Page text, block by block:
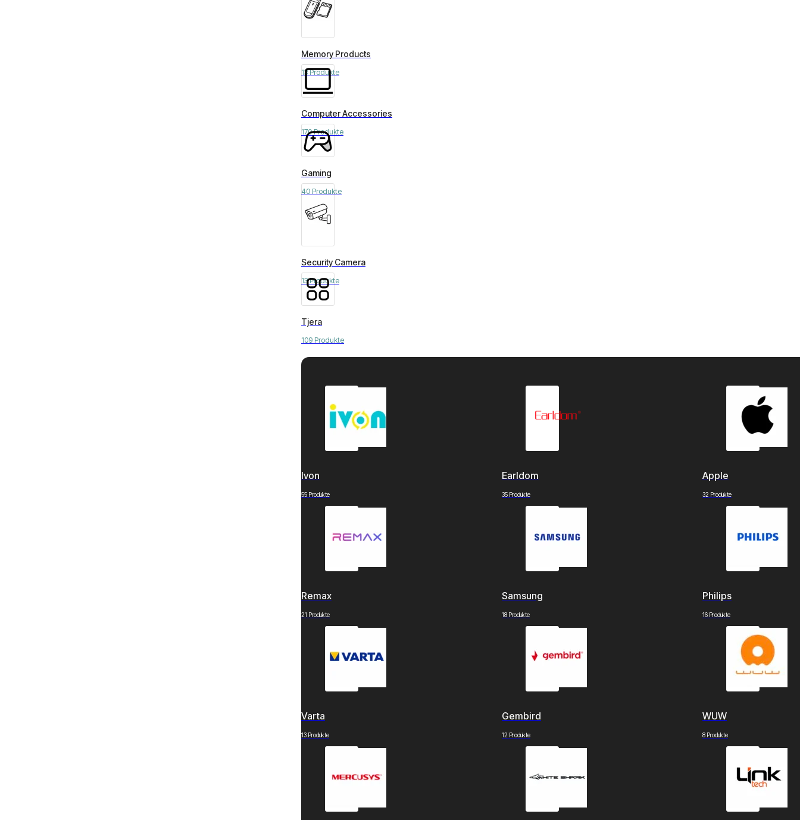
Memory Products
13 Produkte
Computer Accessories
170 Produkte
Gaming
40 Produkte
Security Camera
13 Produkte
Tjera
109 Produkte
Ivon
55 Produkte
Earldom
35 Produkte
Apple
32 Produkte
Remax
21 Produkte
Samsung
18 Produkte
Philips
16 Produkte
Varta
13 Produkte
Gembird
12 Produkte
WUW
8 Produkte